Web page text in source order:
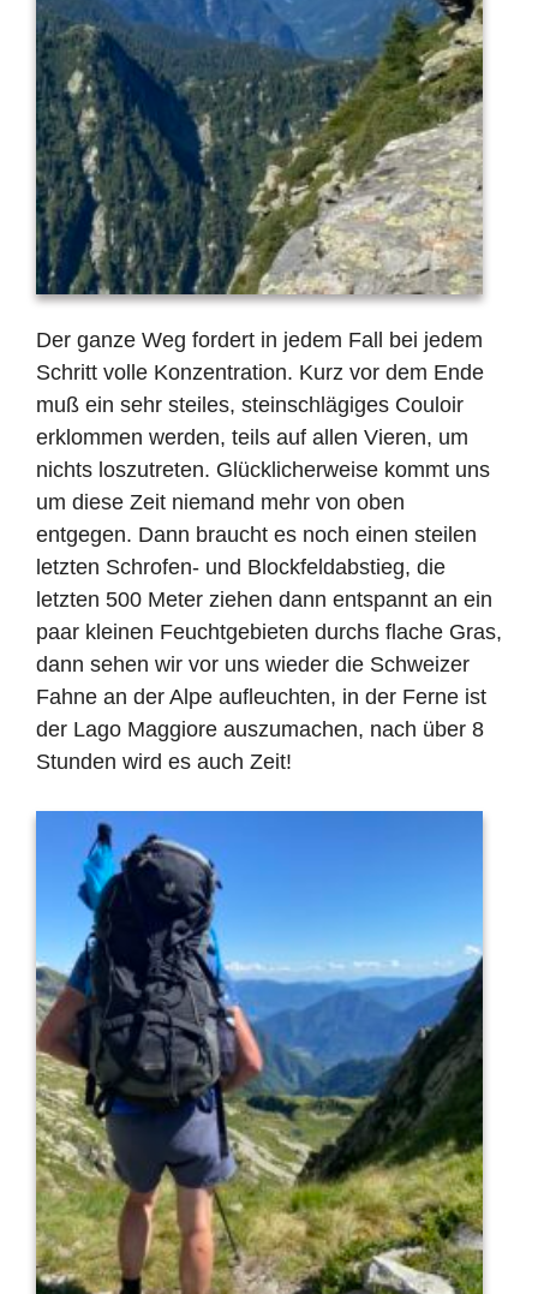
Der ganze Weg fordert in jedem Fall bei jedem
Schritt volle Konzentration. Kurz vor dem Ende
muß ein sehr steiles, steinschlägiges Couloir
erklommen werden, teils auf allen Vieren, um
nichts loszutreten. Glücklicherweise kommt uns
um diese Zeit niemand mehr von oben
entgegen. Dann braucht es noch einen steilen
letzten Schrofen- und Blockfeldabstieg, die
letzten 500 Meter ziehen dann entspannt an ein
paar kleinen Feuchtgebieten durchs flache Gras,
dann sehen wir vor uns wieder die Schweizer
Fahne an der Alpe aufleuchten, in der Ferne ist
der Lago Maggiore auszumachen, nach über 8
Stunden wird es auch Zeit!